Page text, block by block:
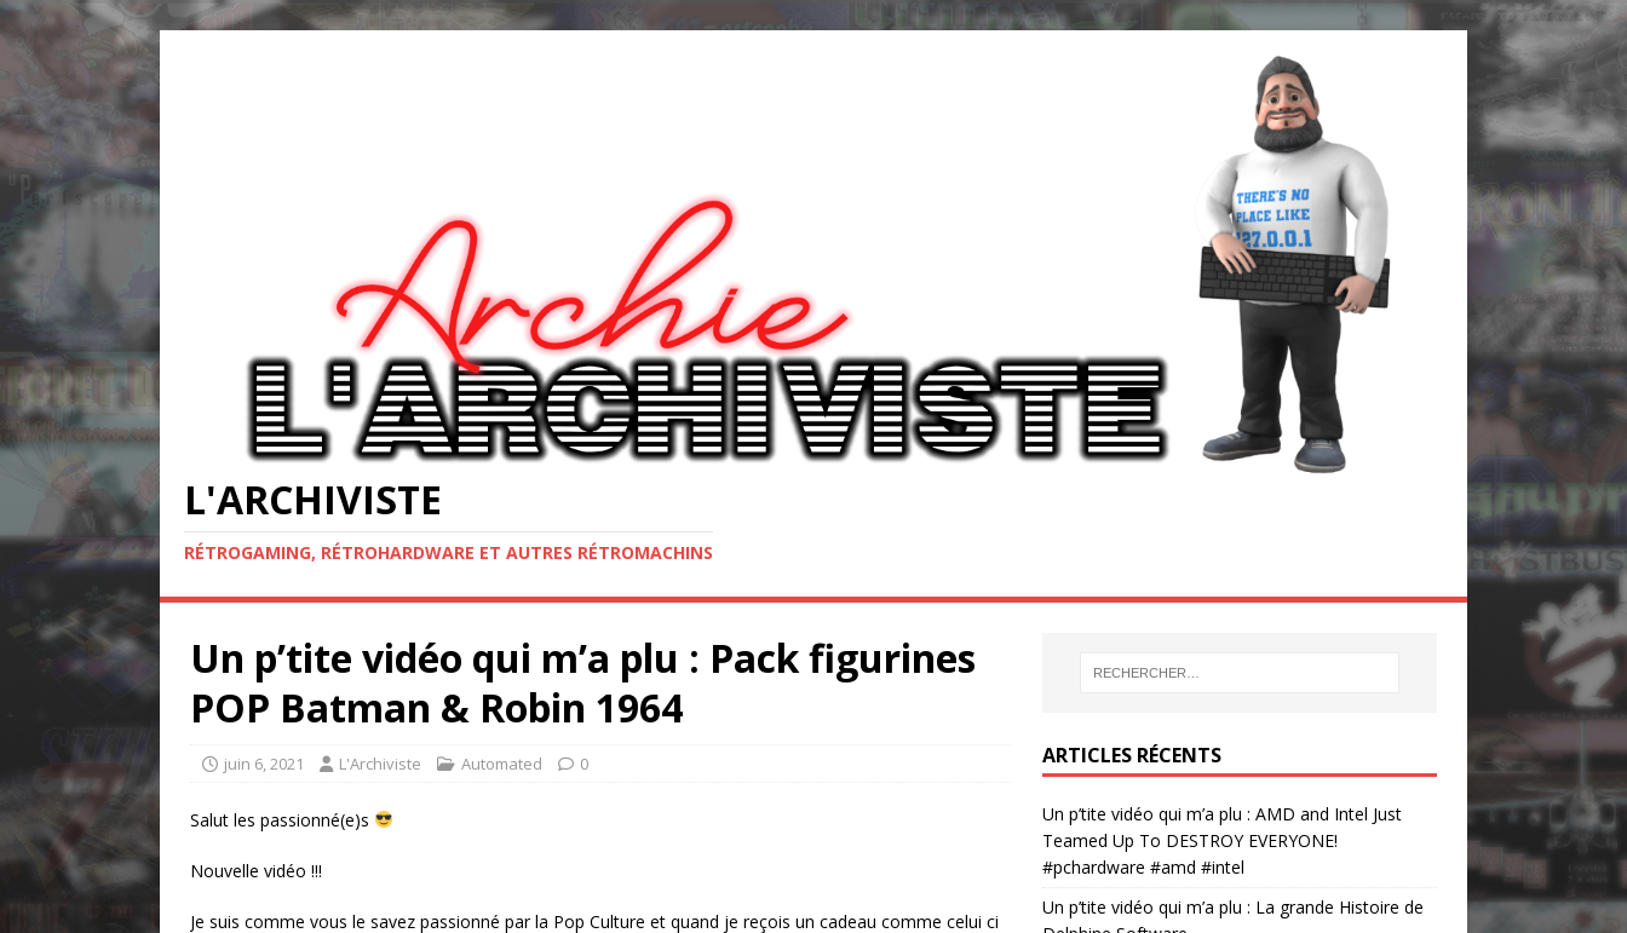
L'ARCHIVISTE
RÉTROGAMING, RÉTROHARDWARE ET AUTRES RÉTROMACHINS
Un p’tite vidéo qui m’a plu : Pack figurines
POP Batman & Robin 1964
juin 6, 2021 L'Archiviste Automated 0
Salut les passionné(e)s
Nouvelle vidéo !!!
Je suis comme vous le savez passionné par la Pop Culture et quand je reçois un cadeau comme celui ci
ARTICLES RÉCENTS
Un p’tite vidéo qui m’a plu : AMD and Intel Just
Teamed Up To DESTROY EVERYONE!
#pchardware #amd #intel
Un p’tite vidéo qui m’a plu : La grande Histoire de